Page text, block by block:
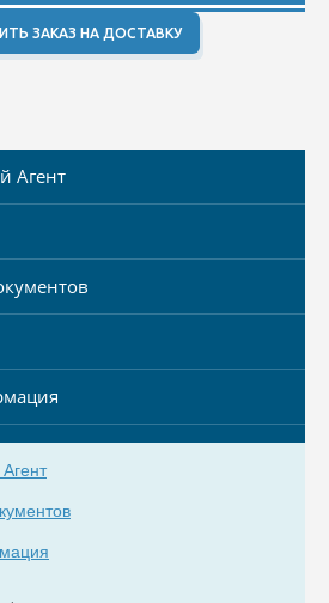
ЗАКАЗ НА ДОСТАВКУ
Агент